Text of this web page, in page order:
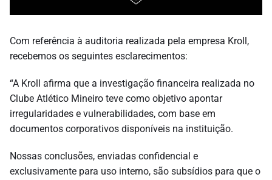
Com referência à auditoria realizada pela empresa Kroll,
recebemos os seguintes esclarecimentos:
“A Kroll afirma que a investigação financeira realizada no
Clube Atlético Mineiro teve como objetivo apontar
irregularidades e vulnerabilidades, com base em
documentos corporativos disponíveis na instituição.
Nossas conclusões, enviadas confidencial e
exclusivamente para uso interno, são subsídios para que o